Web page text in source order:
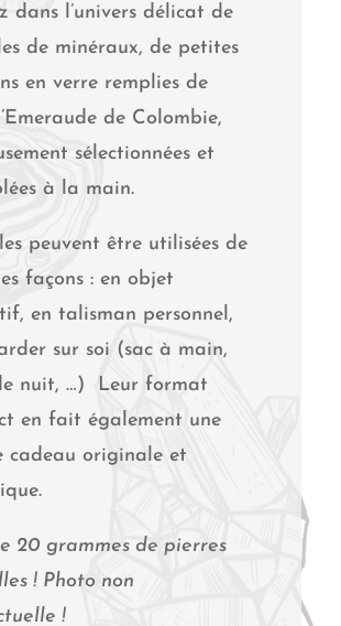
dans l’univers délicat de
de minéraux, de petites
en verre remplies de
de Colombie,
sélectionnées et
à la main.
peuvent être utilisées de
façons : en objet
en talisman personnel,
sur soi (sac à main,
nuit, …) Leur format
en fait également une
cadeau originale et
20 grammes de pierres
! Photo non
!